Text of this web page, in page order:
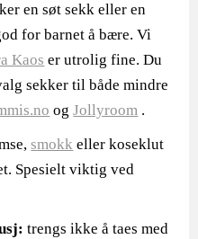
en søt sekk eller en
for barnet å bære. Vi
Kaos er utrolig fine. Du
sekker til både mindre
ogJollyroom .
smokk eller koseklut
Spesielt viktig ved
trengs ikke å taes med